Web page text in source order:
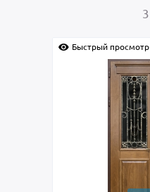
3
Быстрый просмотр